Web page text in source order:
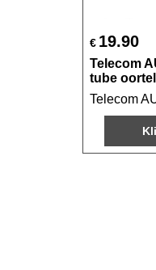
€ 19.90
Telecom
tube